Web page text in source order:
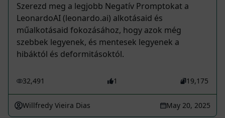
Szerezd meg a legjobb Negatív Promptokat a
LeonardoAI (leonardo.ai) alkotásaid és
műalkotásaid fokozásához, hogy azok még
szebbek legyenek, és mentesek legyenek a
hibáktól és deformitásoktól.
32,491 1 19,175
Willfredy Vieira Dias May 20, 2025